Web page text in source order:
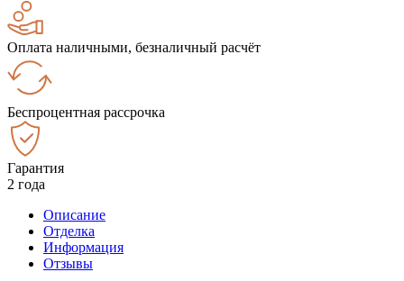
Оплата наличными, безналичный расчёт
Беспроцентная рассрочка
Гарантия
2 года
Описание
Отделка
Информация
Отзывы